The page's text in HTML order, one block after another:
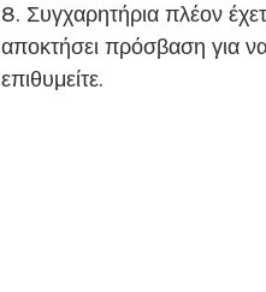
8. Συγχαρητήρια πλέον
αποκτήσει πρόσβαση για
επιθυμείτε.